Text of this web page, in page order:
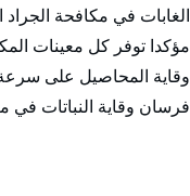
الغابات في مكافحة الجراد
مؤكدا توفر كل معينات
وقاية المحاصيل على
فرسان وقاية النباتات في